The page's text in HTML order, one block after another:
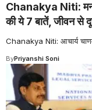
Chanakya Niti: मन
की ये 7 बातें, जीवन से
Chanakya Niti: आचार्य
ByPriyanshi Soni